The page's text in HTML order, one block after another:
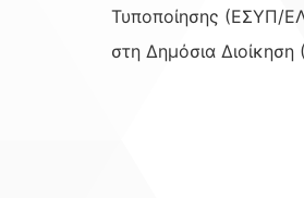
Τυποποίησης (ΕΣΥΠ/
στη Δημόσια